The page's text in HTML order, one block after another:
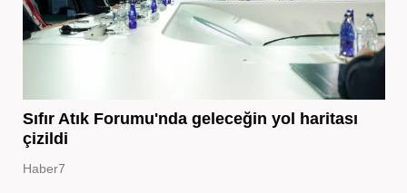
Sıfır Atık Forumu'nda geleceğin yol haritası
çizildi
Haber7